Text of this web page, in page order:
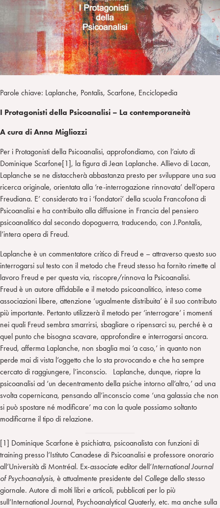
t
r
a
m
Parole chiave: Laplanche, Pontalis, Scarfone, Enciclopedia
I Protagonisti della Psicoanalisi – La contemporaneità
A cura di Anna Migliozzi
Per i Protagonisti della Psicoanalisi, approfondiamo, con l’aiuto di
Dominique Scarfone[1], la figura di Jean Laplanche. Allievo di Lacan,
Laplanche se ne distaccherà abbastanza presto per sviluppare una sua
ricerca originale, orientata alla ‘re-interrogazione rinnovata’ dell’opera
Freudiana. E’ considerato tra i ‘fondatori’ della scuola Francofona di
Psicoanalisi e ha contribuito alla diffusione in Francia del pensiero
psicoanalitico dal secondo dopoguerra, traducendo, con J.Pontalis,
l’intera opera di Freud.
Laplanche è un commentatore critico di Freud e – attraverso questo suo
interrogarsi sul testo con il metodo che Freud stesso ha fornito rimette al
lavoro Freud e per questa via, riscopre/rinnova la Psicoanalisi.
Freud è un autore affidabile e il metodo psicoanalitico, inteso come
associazioni libere, attenzione ‘ugualmente distribuita’ è il suo contributo
più importante. Pertanto utilizzerà il metodo per ‘interrogare’ i momenti
nei quali Freud sembra smarrirsi, sbagliare o ripensarci su, perché è a
quel punto che bisogna scavare, approfondire e interrogarsi ancora.
Freud, afferma Laplanche, non sbaglia mai ‘a caso,’ in quanto non
perde mai di vista l’oggetto che lo sta provocando e che ha sempre
cercato di raggiungere, l’inconscio. Laplanche, dunque, riapre la
psicoanalisi ad ‘un decentramento della psiche intorno all’altro,’ ad una
svolta copernicana, pensando all’inconscio come ‘una galassia che non
si può spostare né modificare’ ma con la quale possiamo soltanto
modificarne il tipo di relazione.
[1] Dominique Scarfone è psichiatra, psicoanalista con funzioni di
training presso l’Istituto Canadese di Psicoanalisi e professore onorario
all’Università di Montréal. Ex-associate editordell’International Journal
of Psychoanalysis, è attualmente presidente del College dello stesso
giornale. Autore di molti libri e articoli, pubblicati per lo più
sull’International Journal, Psychoanalytical Quaterly, etc. ma anche sulla